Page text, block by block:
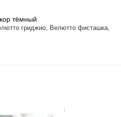
тёмный
гриджио, Велютто фисташка,